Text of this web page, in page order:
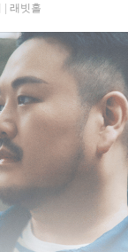
래빗홀